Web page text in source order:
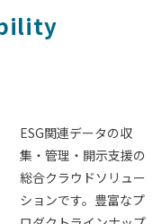
ESG関連データの収
集・管理・開示支援の
総合クラウドソリュー
ションです。豊富なプ